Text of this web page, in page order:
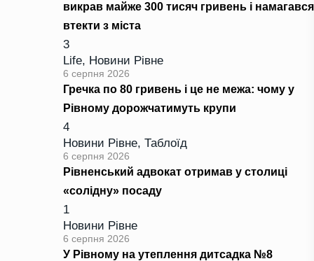
викрав майже 300 тисяч гривень і намагався
втекти з міста
3
Life, Новини Рівне
6 серпня 2026
Гречка по 80 гривень і це не межа: чому у
Рівному дорожчатимуть крупи
4
Новини Рівне, Таблоїд
6 серпня 2026
Рівненський адвокат отримав у столиці
«солідну» посаду
1
Новини Рівне
6 серпня 2026
У Рівному на утеплення дитсадка №8